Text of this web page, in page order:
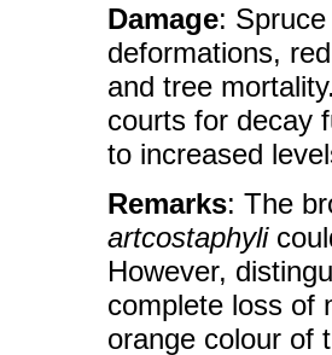
Damage:
deformations,
and tree
courts for decay
to increased
Remarks: The
artcostaphyli
However,
complete loss of
orange colour of